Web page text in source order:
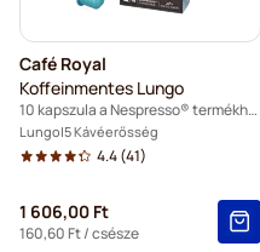
Café Royal
Koffeinmentes Lungo
10 kapszula a Nespresso® termékhez
Lungo 5 Kávéerősség
4.4(41)
1 606,00 Ft
160,60 Ft/ csésze